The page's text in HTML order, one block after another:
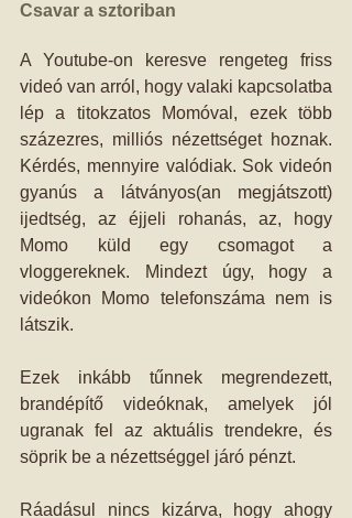
Csavar a sztoriban
A Youtube-on keresve rengeteg friss
videó van arról, hogy valaki kapcsolatba
lép a titokzatos Momóval, ezek több
százezres, milliós nézettséget hoznak.
Kérdés, mennyire valódiak. Sok videón
gyanús a látványos(an megjátszott)
ijedtség, az éjjeli rohanás, az, hogy
Momo küld egy csomagot a
vloggereknek. Mindezt úgy, hogy a
videókon Momo telefonszáma nem is
látszik.
Ezek inkább tűnnek megrendezett,
brandépítő videóknak, amelyek jól
ugranak fel az aktuális trendekre, és
söprik be a nézettséggel járó pénzt.
Ráadásul nincs kizárva, hogy ahogy